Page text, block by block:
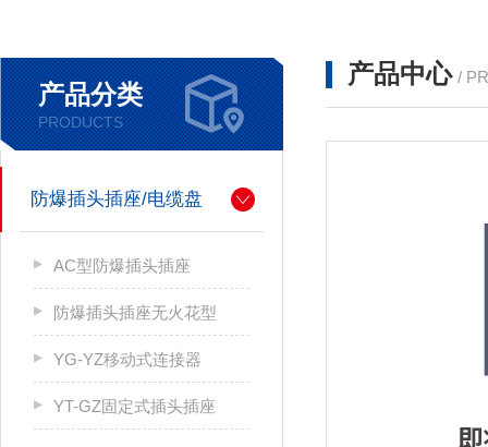
产品分类
PRODUCTS
防爆插头插座/电缆盘
AC型防爆插头插座
防爆插头插座无火花型
YG-YZ移动式连接器
YT-GZ固定式插头插座
产品中心 /